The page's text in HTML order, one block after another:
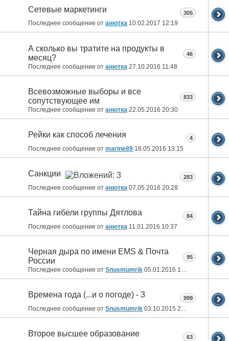
Сетевые маркетинги
Последнее сообщение от анютка 10.02.2017 12:19
305
А сколько вы тратите на продукты в
месяц?
Последнее сообщение от анютка 27.10.2016 11:48
46
Всевозможные выборы и все
сопутствующее им
Последнее сообщение от анютка 22.05.2016 20:30
833
Рейки как способ лечения
Последнее сообщение от marine89 16.05.2016 13:15
4
Санкции
Последнее сообщение от анютка 07.05.2016 20:28
283
Тайна гибели группы Дятлова
Последнее сообщение от анютка 11.01.2016 10:37
84
Черная дыра по имени EMS & Почта
России
Последнее сообщение от Snusmumrik 05.01.2016 18:26
95
Времена года (...и о погоде) - 3
Последнее сообщение от Snusmumrik 03.10.2015 21:09
999
Второе высшее образование 63